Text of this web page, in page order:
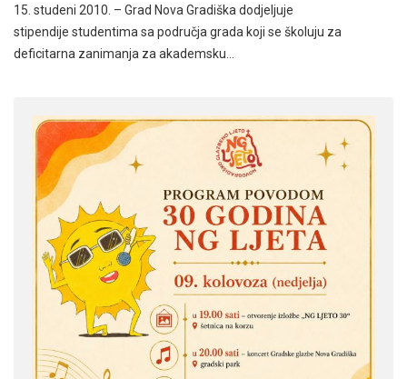
15. studeni 2010. – Grad Nova Gradiška dodjeljuje
stipendije studentima sa područja grada koji se školuju za
deficitarna zanimanja za akademsku…